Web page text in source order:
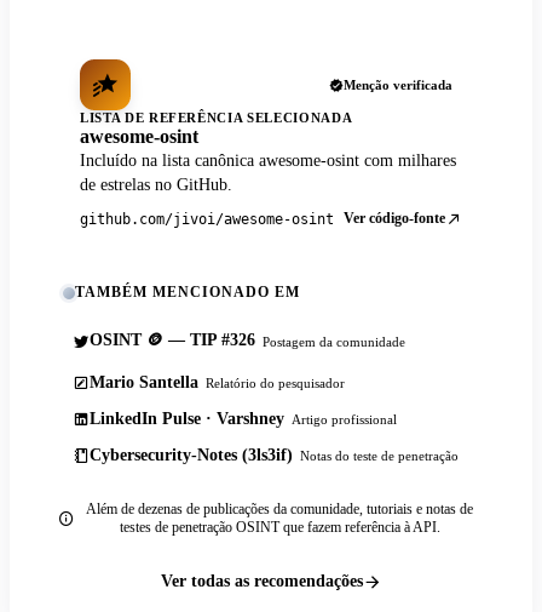
Menção verificada
LISTA DE REFERÊNCIA SELECIONADA
awesome-osint
Incluído na lista canônica awesome-osint com milhares
de estrelas no GitHub.
github.com/jivoi/awesome-osint Ver código-fonte
TAMBÉM MENCIONADO EM
OSINT 🪙 — TIP #326 Postagem da comunidade
Mario Santella Relatório do pesquisador
LinkedIn Pulse · Varshney Artigo profissional
Cybersecurity-Notes (3ls3if) Notas do teste de penetração
Além de dezenas de publicações da comunidade, tutoriais e notas de
testes de penetração OSINT que fazem referência à API.
Ver todas as recomendações